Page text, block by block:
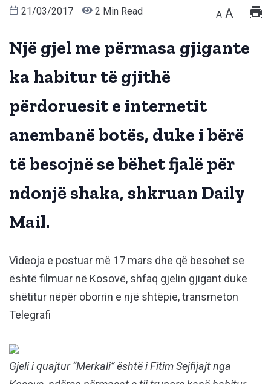
21/03/2017 2 Min Read A A
Një gjel me përmasa gjigante
ka habitur të gjithë
përdoruesit e internetit
anembanë botës, duke i bërë
të besojnë se bëhet fjalë për
ndonjë shaka, shkruan Daily
Mail.
Videoja e postuar më 17 mars dhe që besohet se
është filmuar në Kosovë, shfaq gjelin gjigant duke
shëtitur nëpër oborrin e një shtëpie, transmeton
Telegrafi
Gjeli i quajtur“Merkali” është i Fitim Sejfijajt nga